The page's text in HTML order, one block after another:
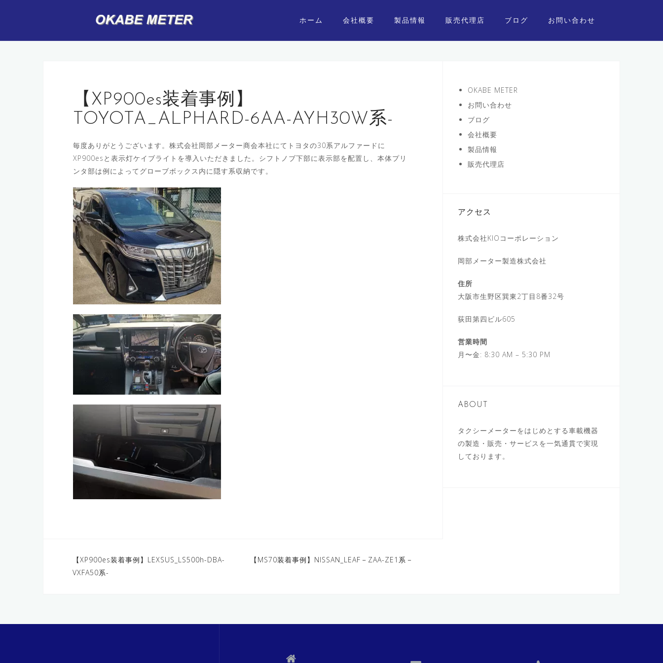
ン
ホーム 会社概要 製品情報 販売代理店 ブログ お問い合わせ
【XP900es装着事例】
TOYOTA_ALPHARD-6AA-AYH30W系-
毎度ありがとうございます。株式会社岡部メーター商会本社にてトヨタの30系アルファードに
XP900esと表示灯ケイブライトを導入いただきました。シフトノブ下部に表示部を配置し、本体プリ
ンタ部は例によってグローブボックス内に隠す系収納です。
投
稿
ゲ
【XP900es装着事例】LEXSUS_LS500h-DBA-
VXFA50系-
【MS70装着事例】NISSAN_LEAF－ZAA-ZE1系－
OKABE METER
お問い合わせ
ブログ
会社概要
製品情報
販売代理店
アクセス
株式会社KIOコーポレーション
岡部メーター製造株式会社
住所
大阪市生野区巽東2丁目8番32号
荻田第四ビル605
営業時間
月〜金: 8:30 AM – 5:30 PM
ABOUT
タクシーメーターをはじめとする車載機器
の製造・販売・サービスを一気通貫で実現
しております。